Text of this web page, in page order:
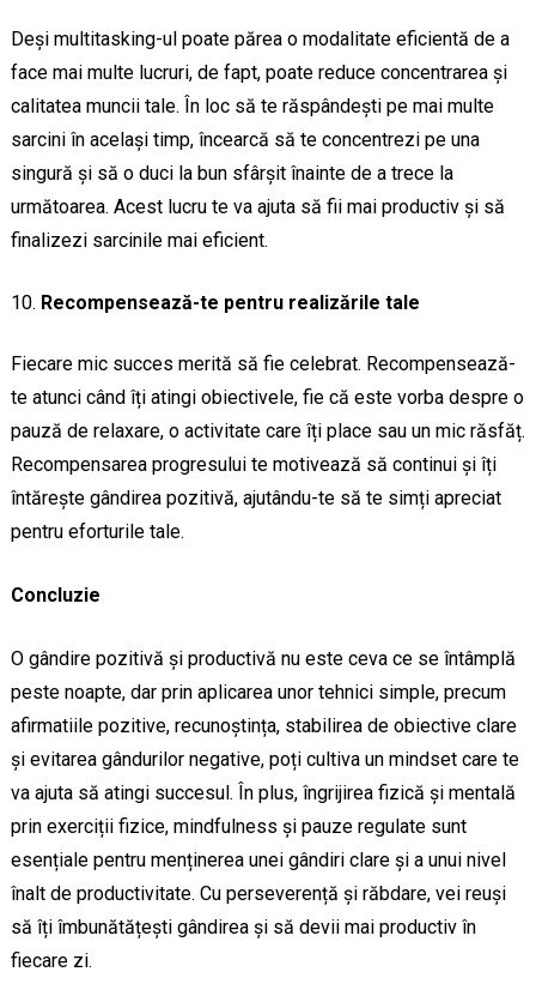
Deși multitasking-ul poate părea o modalitate eficientă de a
face mai multe lucruri, de fapt, poate reduce concentrarea și
calitatea muncii tale. În loc să te răspândești pe mai multe
sarcini în același timp, încearcă să te concentrezi pe una
singură și să o duci la bun sfârșit înainte de a trece la
următoarea. Acest lucru te va ajuta să fii mai productiv și să
finalizezi sarcinile mai eficient.
Recompensează-te pentru realizările tale
Fiecare mic succes merită să fie celebrat. Recompensează-
te atunci când îți atingi obiectivele, fie că este vorba despre o
pauză de relaxare, o activitate care îți place sau un mic răsfăț.
Recompensarea progresului te motivează să continui și îți
întărește gândirea pozitivă, ajutându-te să te simți apreciat
pentru eforturile tale.
Concluzie
O gândire pozitivă și productivă nu este ceva ce se întâmplă
peste noapte, dar prin aplicarea unor tehnici simple, precum
afirmatiile pozitive, recunoștința, stabilirea de obiective clare
și evitarea gândurilor negative, poți cultiva un mindset care te
va ajuta să atingi succesul. În plus, îngrijirea fizică și mentală
prin exerciții fizice, mindfulness și pauze regulate sunt
esențiale pentru menținerea unei gândiri clare și a unui nivel
înalt de productivitate. Cu perseverență și răbdare, vei reuși
să îți îmbunătățești gândirea și să devii mai productiv în
fiecare zi.